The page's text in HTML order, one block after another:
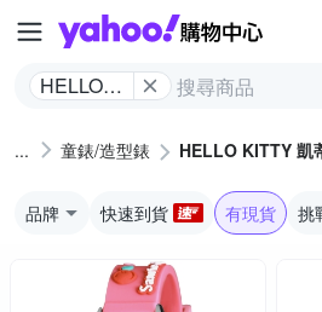
HELLO
蒂貓童錶/造型錶 HELLO KITTY 凱
品牌 快速到貨 有現貨 挑